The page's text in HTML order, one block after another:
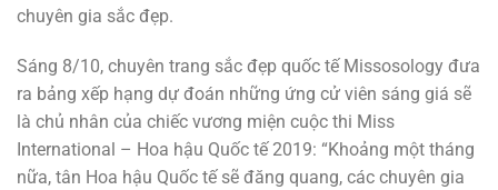
chuyên gia sắc đẹp.
Sáng 8/10, chuyên trang sắc đẹp quốc tế Missosology đưa
ra bảng xếp hạng dự đoán những ứng cử viên sáng giá sẽ
là chủ nhân của chiếc vương miện cuộc thi Miss
International – Hoa hậu Quốc tế 2019: “Khoảng một tháng
nữa, tân Hoa hậu Quốc tế sẽ đăng quang, các chuyên gia